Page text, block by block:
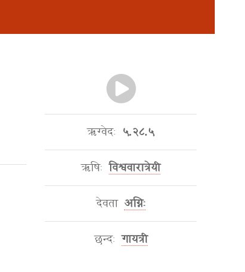
ऋग्वेदः ५.२८.५
ऋषिः विश्ववारात्रेयी
देवता अग्निः
छन्दः गायत्री